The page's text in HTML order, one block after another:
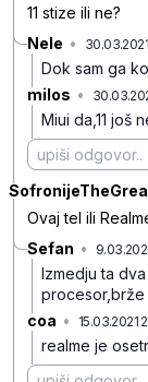
11 stize ili ne?
Nele •
Dok sam ga
milos •
Miui da,11 još
Ovaj tel ili
Sefan •
Izmedju ta
procesor,brže
coa • 15.03.2021
realme je